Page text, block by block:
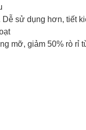
Dễ sử dụng hơn, tiết
mỡ, giảm 50% rò rỉ